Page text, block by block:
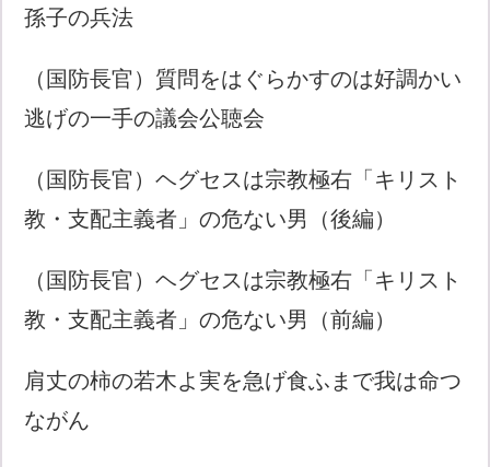
孫子の兵法
（国防長官）質問をはぐらかすのは好調かい
逃げの一手の議会公聴会
（国防長官）ヘグセスは宗教極右「キリスト
教・支配主義者」の危ない男（後編）
（国防長官）ヘグセスは宗教極右「キリスト
教・支配主義者」の危ない男（前編）
肩丈の柿の若木よ実を急げ食ふまで我は命つ
ながん